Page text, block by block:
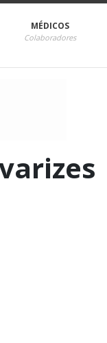
MÉDICOS
Colaboradores